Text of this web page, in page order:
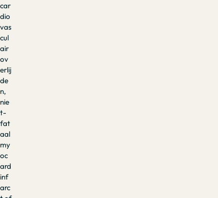
car
dio
vas
cul
air
ov
erlij
de
n,
nie
t-
fat
aal
my
oc
ard
inf
arc